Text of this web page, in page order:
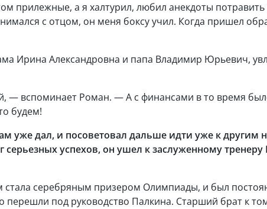
прилежные, а я халтурил, любил анекдоты потравить
с отцом, он меня боксу учил. Когда пришел
Ирина Александровна и папа Владимир Юрьевич,
— вспоминает Роман. — А с финансами в то время
будем!
уже дал, и посоветовал дальше идти уже к другим
успехов, он ушел к заслуженному тренеру
стала серебряным призером Олимпиады, и был
под руководство Палкина. Старший брат к